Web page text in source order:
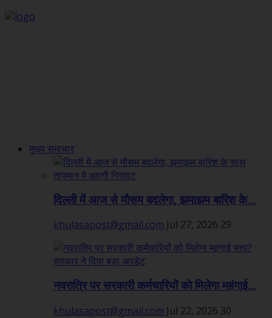
मुख्य समाचार
दिल्ली में आज से मौसम बदलेगा, झमाझम बारिश के...
khulasapost@gmail.com Jul 27, 2026 29
नवरात्रि पर सरकारी कर्मचारियों को मिलेगा महंगाई...
khulasapost@gmail.com Jul 22, 2026 30